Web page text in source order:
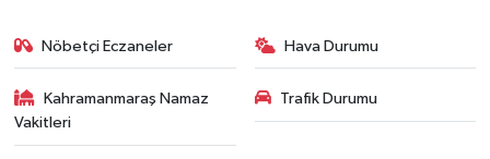
Nöbetçi Eczaneler Hava Durumu
Kahramanmaraş Namaz
Vakitleri
Trafik Durumu